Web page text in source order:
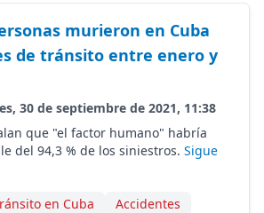
murieron en Cuba
de tránsito entre enero y
30 de septiembre de 2021, 11:38
que "el factor humano" habría
del 94,3 % de los siniestros. Sigue
en Cuba
Accidentes